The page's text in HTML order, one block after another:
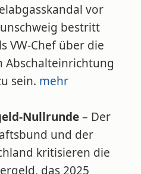
vor
bestritt
VW-Chef über die
Abschalteinrichtung
sein. mehr
Nullrunde– Der
und der
kritisieren die
das 2025